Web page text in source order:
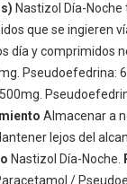
Nastizol Día-Noche
que se ingieren
día y comprimidos
Pseudoefedrina:
Almacenar a
lejos del
Nastizol Día-Noche.
/
de personas
todos a través de
productos
productos
empresas